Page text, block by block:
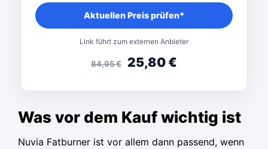
84,95€ 25,80€
Aktuellen Preis prüfen*
Link führt zum externen Anbieter
Was vor dem Kauf wichtig ist
Nuvia Fatburner ist vor allem dann passend, wenn